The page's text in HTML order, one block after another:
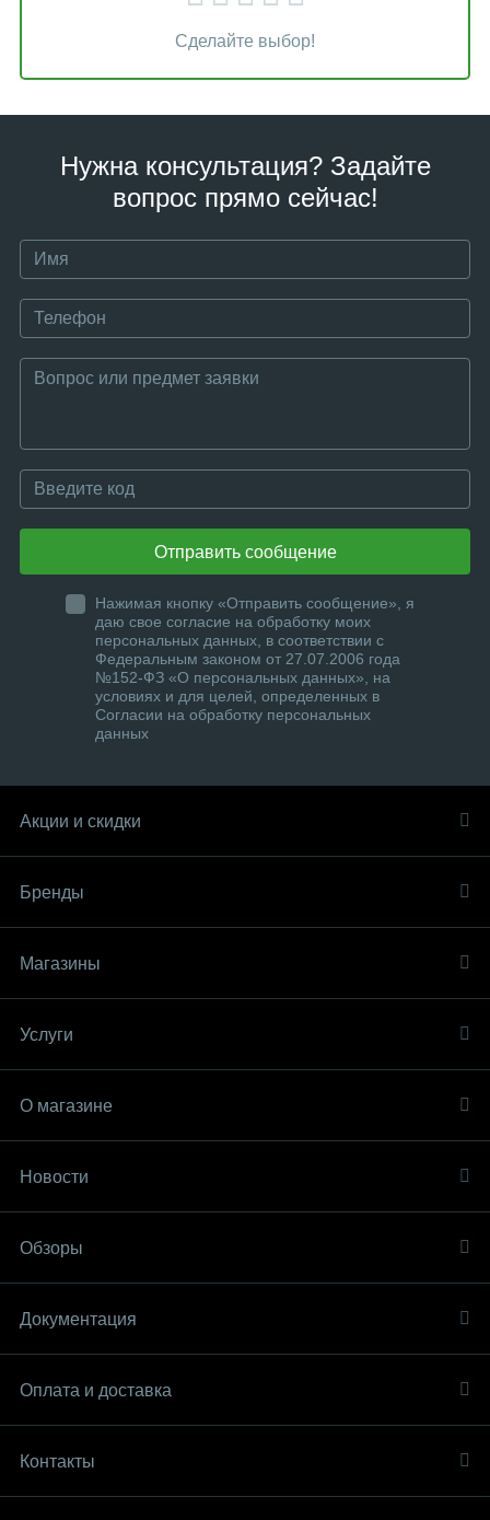
Сделайте выбор!
Нужна консультация? Задайте
вопрос прямо сейчас!
Отправить сообщение
Нажимая кнопку «Отправить сообщение», я
даю свое согласие на обработку моих
персональных данных, в соответствии с
Федеральным законом от 27.07.2006 года
№152-ФЗ «О персональных данных», на
условиях и для целей, определенных в
Согласии на обработку персональных
данных
Акции и скидки
Бренды
Магазины
Услуги
О магазине
Новости
Обзоры
Документация
Оплата и доставка
Контакты